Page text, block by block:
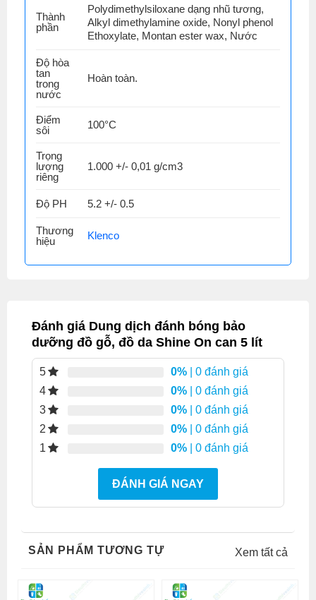
Thành
phần
Polydimethylsiloxane dạng nhũ tương,
Alkyl dimethylamine oxide, Nonyl phenol
Ethoxylate, Montan ester wax, Nước
Độ hòa
tan
trong
nước
Hoàn toàn.
Điểm
sôi
100°C
Trọng
lượng
riêng
1.000 +/- 0,01 g/cm3
Độ PH 5.2 +/- 0.5
Thương
hiệu
Klenco
Đánh giá Dung dịch đánh bóng bảo
dưỡng đồ gỗ, đồ da Shine On can 5 lít
5 0% | 0 đánh giá
4
0% | 0 đánh giá
3
0% | 0 đánh giá
2
0% | 0 đánh giá
1
0% | 0 đánh giá
ĐÁNH GIÁ NGAY
SẢN PHẨM TƯƠNG TỰ Xem tất cả